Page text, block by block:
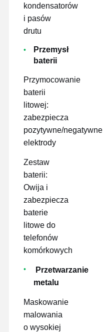
kondensatorów
i pasów
drutu
Przemysł
baterii
Przymocowanie
baterii
litowej:
zabezpiecza
pozytywne/negatywne
elektrody
Zestaw
baterii:
Owija i
zabezpiecza
baterie
litowe do
telefonów
komórkowych
Przetwarzanie
metalu
Maskowanie
malowania
o wysokiej